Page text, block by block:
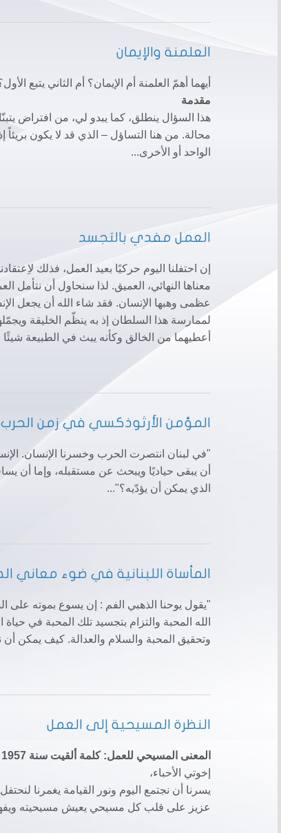
العلمنة والإيمان
أيهما أهمّ العلمنة أم الإيمان؟ أم الثاني يتبع
مقدمة
هذا السؤال ينطلق، كما يبدو لي، من افتراض
محالة. من هنا التساؤل – الذي قد لا يكون بريئاً
الواحد أو الأخرى...
العمل مفدي بالتجسد
إن احتفلنا اليوم حركيًا بعيد العمل، فذلك
معناها النهائي، العميق. لذا سنحاول أن نتأمل
عظمى وهبها الإنسان. فقد شاء الله أن يجعل
لممارسة هذا السلطان إذ به ينظّم الخليقة
أعطيهما من الخالق وكأنه يبث في الطبيعة
المؤمن الأرثوذكسي في زمن الحرب
"في لبنان انتصرت الحرب وخسرنا الإنسان.
أن يبقى حياديًا ويبحث عن مستقبله، وإما أن
الذي يمكن أن يؤدّيه؟"...
المأساة اللبنانية في ضوء معاني
"يقول يوحنا الذهبي الفم : إن يسوع بموته على
الله المحبة والتزام بتجسيد تلك المحبة في
وتحقيق المحبة والسلام والعدالة. كيف يمكن
النظرة المسيحية إلى العمل
المعنى المسيحي للعمل: كلمة ألقيت سنة 1957 لمناسبة عيد العمّال
إخوتي الأحباء،
يسرنا أن نجتمع اليوم ونور القيامة يغمرنا
عزيز على قلب كل مسيحي يعيش مسيحيته